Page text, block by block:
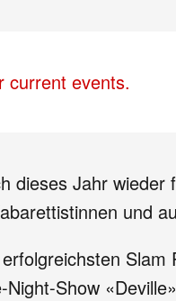
current events.
dieses Jahr
und
Show